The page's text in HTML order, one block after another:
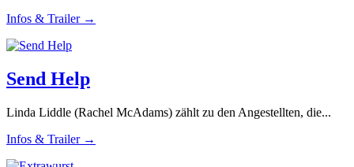
Infos & Trailer →
Send Help
Linda Liddle (Rachel McAdams) zählt zu den Angestellten, die...
Infos & Trailer →